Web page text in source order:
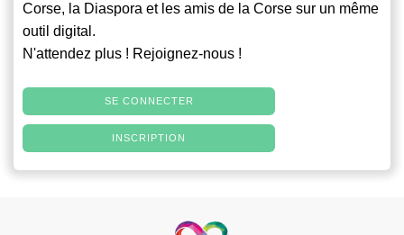
Corse, la Diaspora et les amis de la Corse sur un même
outil digital.
N'attendez plus ! Rejoignez-nous !
SE CONNECTER
INSCRIPTION